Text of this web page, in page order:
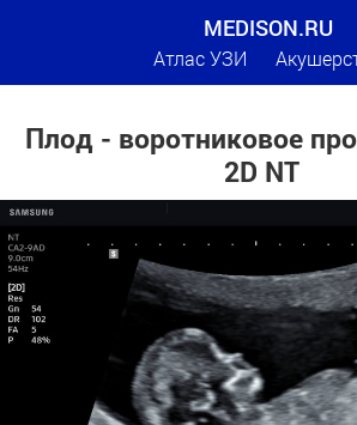
MEDISON.RU
Атлас УЗИ
Плод - воротниковое
2D NT